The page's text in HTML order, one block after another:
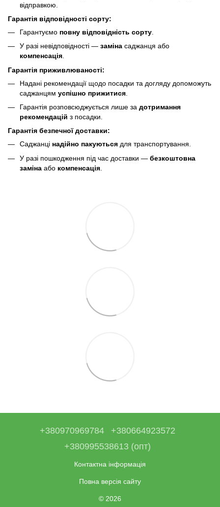
відправкою.
Гарантія відповідності сорту:
Гарантуємо повну відповідність сорту
У разі невідповідності — заміна саджанця або
компенсація.
Гарантія приживлюваності:
Надані рекомендації щодо посадки та догляду допоможуть
саджанцям успішно прижитися
Гарантія розповсюджується лише за дотримання
рекомендацій з посадки.
Гарантія безпечної доставки:
Саджанці надійно пакуються для транспортування.
У разі пошкодження під час доставки — безкоштовна
заміна або компенсація
+380970969784
+380664923572
+380995538613 (опт)
Контактна інформація
Повна версія сайту
© 2026